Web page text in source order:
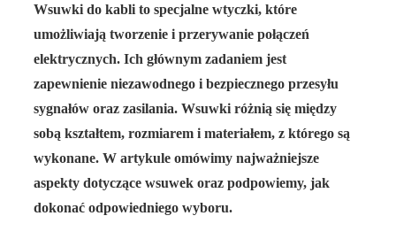
Wsuwki do kabli to specjalne wtyczki, które
umożliwiają tworzenie i przerywanie połączeń
elektrycznych. Ich głównym zadaniem jest
zapewnienie niezawodnego i bezpiecznego przesyłu
sygnałów oraz zasilania. Wsuwki różnią się między
sobą kształtem, rozmiarem i materiałem, z którego są
wykonane. W artykule omówimy najważniejsze
aspekty dotyczące wsuwek oraz podpowiemy, jak
dokonać odpowiedniego wyboru.